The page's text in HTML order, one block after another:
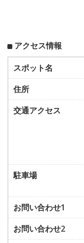
アクセス情報
スポット名
住所
交通アクセス
駐車場
お問い合わせ1
お問い合わせ2